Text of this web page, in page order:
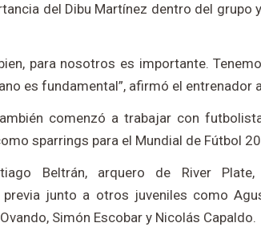
del Dibu Martínez dentro del grupo
para nosotros es importante.
es fundamental”, afirmó el entrenador
comenzó a trabajar con
sparrings para el Mundial de Fútbol
Beltrán, arquero de River
junto a otros juveniles como
Simón Escobar y Nicolás Capaldo.